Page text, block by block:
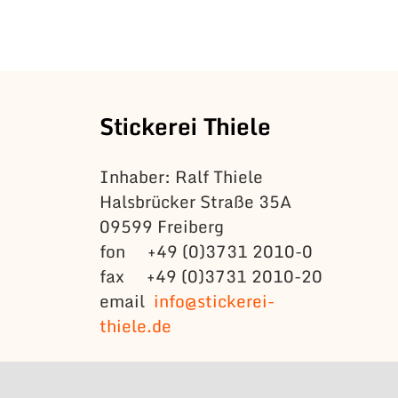
Stickerei Thiele
Inhaber: Ralf Thiele
Halsbrücker Straße 35A
09599 Freiberg
fon +49 (0)3731 2010-0
fax +49 (0)3731 2010-20
email info@stickerei-
thiele.de